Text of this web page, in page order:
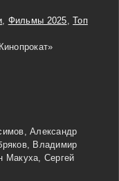
Фильмы 2025 ,Топ
Александр
Владимир
Макуха, Сергей